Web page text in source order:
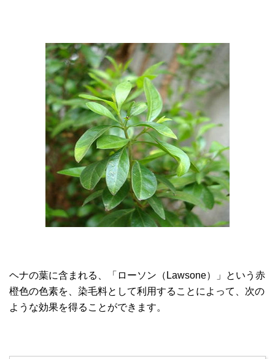
ヘナの葉に含まれる、「ローソン（Lawsone）」という赤
橙色の色素を、染毛料として利用することによって、次の
ような効果を得ることができます。